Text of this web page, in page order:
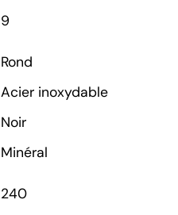
9
Rond
Acier inoxydable
Noir
Minéral
240